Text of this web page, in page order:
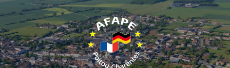
Skip
to
content
Skip
to
main
navigation
Skip
to
footer